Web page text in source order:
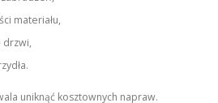
materiału,
drzwi,
uniknąć kosztownych napraw.